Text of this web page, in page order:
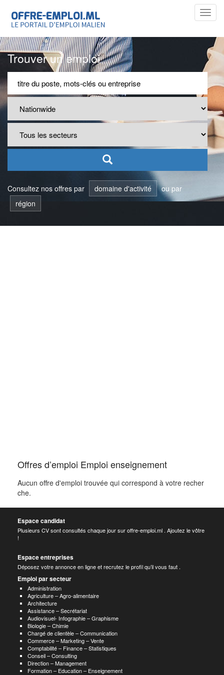
Trouver un emploi
Consultez nos offres par domaine d'activité
ou par
région
Offres d’emploi Emploi enseignement
Aucun offre d'emploi trouvée qui correspond à votre recher
che.
Espace candidat
Plusieurs CV sont consultés chaque jour sur offre-emploi.ml . Ajoutez le vôtre
!
Espace entreprises
Déposez votre annonce en ligne et recrutez le profil qu’il vous faut .
Emploi par secteur
Administration
Agriculture – Agro-alimentaire
Architecture
Assistance – Secrétariat
Audiovisuel- Infographie – Graphisme
Biologie – Chimie
Chargé de clientèle – Communication
Commerce – Marketing – Vente
Comptabilité – Finance – Statistiques
Conseil – Consulting
Direction – Management
Formation – Education – Enseignement